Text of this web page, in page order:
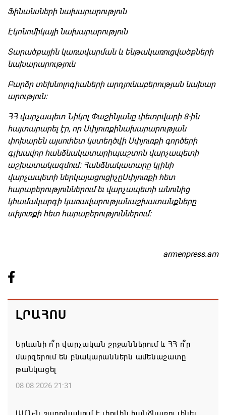
Ֆինանսների նախարարություն
Էկոնոմիկայի նախարարություն
Տարածքային կառավարման և ենթակառուցվածքների
նախարարություն
Բարձր տեխնոլոգիաների արդյունաբերության նախար
արություն:
ՀՀ վարչապետ Նիկոլ Փաշինյանը փետրվարի 8-ին
հայտարարել էր, որ Սփյուռքինախարարության
փոխարեն այսուհետ կստեղծվի Սփյուռքի գործերի
գլխավոր հանձնակատարիպաշտոն վարչապետի
աշխատակազմում: Հանձնակատարը կլինի
վարչապետի ներկայացուցիչըՍփյուռքի հետ
հարաբերություններում եւ վարչապետի անունից
կհամակարգի կառավարությանաշխատանքները
սփյուռքի հետ հարաբերություններում:
armenpress.am
ԼՐԱՀՈՍ
Երևանի ո՞ր վարչական շրջաններում և ՀՀ ո՞ր
մարզերում են բնակարաններն ամենաշատը
թանկացել
08.08.2026 21:31